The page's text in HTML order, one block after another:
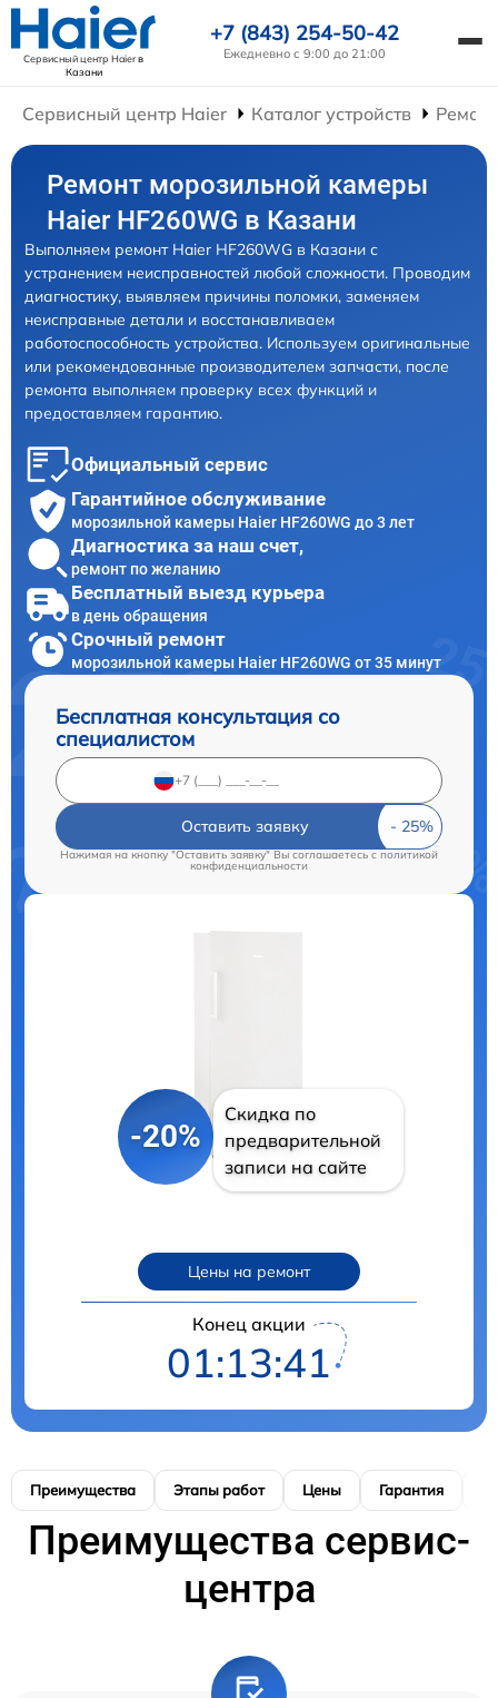
Сервисный центр Haierв
Казани
+7 (843) 254-50-42
Ежедневно с 9:00 до 21:00
Сервисный центр Haier Каталог устройств
Ремонт морозильной камеры
Haier HF260WG в Казани
Выполняем ремонт Haier HF260WG в Казани с
устранением неисправностей любой сложности. Проводим
диагностику, выявляем причины поломки, заменяем
неисправные детали и восстанавливаем
работоспособность устройства. Используем оригинальные
или рекомендованные производителем запчасти, после
ремонта выполняем проверку всех функций и
предоставляем гарантию.
Официальный сервис
Гарантийное обслуживание
морозильной камеры Haier HF260WG до 3 лет
Диагностика за наш счет,
ремонт по желанию
Бесплатный выезд курьера
в день обращения
Срочный ремонт
морозильной камеры Haier HF260WG от 35 минут
Бесплатная консультация со
специалистом
Оставить заявку
Нажимая на кнопку "Оставить заявку" Вы соглашаетесь cполитикой
конфиденциальности
-20%
Скидка по
предварительной
записи на сайте
Цены на ремонт
Конец акции
01:13:41
Преимущества Этапы работ Цены Гарантия
Преимущества сервис-
центра